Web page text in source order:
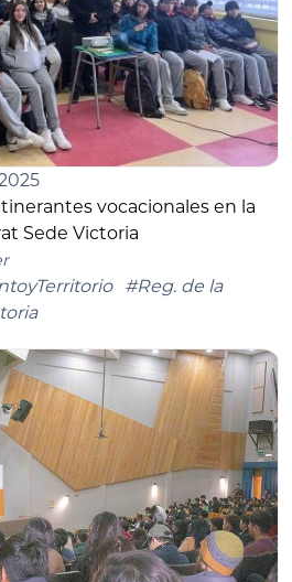
vocacionales en la
Sede Victoria
#Reg. de la